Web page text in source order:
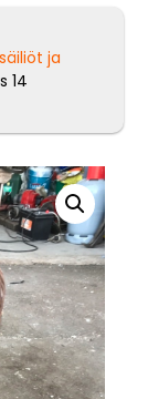
ja
14